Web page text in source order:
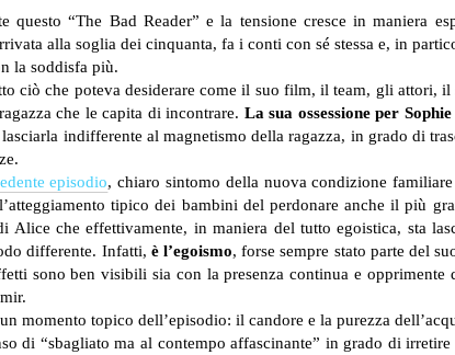
questo “The Bad Reader” e la tensione cresce in maniera
alla soglia dei cinquanta, fa i conti con sé stessa e, in
la soddisfa più.
ciò che poteva desiderare come il suo film, il team, gli attori,
che le capita di incontrare. La sua ossessione per Sophie
indifferente al magnetismo della ragazza, in grado di
episodio, chiaro sintomo della nuova condizione
tipico dei bambini del perdonare anche il più
Alice che effettivamente, in maniera del tutto egoistica, sta
differente. Infatti, è l’egoismo, forse sempre stato parte del
sono ben visibili sia con la presenza continua e
momento topico dell’episodio: il candore e la purezza
di “sbagliato ma al contempo affascinante” in grado di